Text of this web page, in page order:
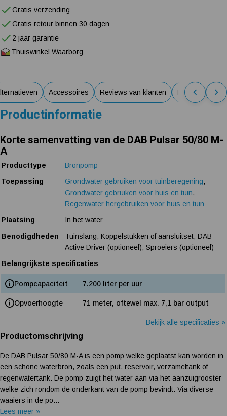
Gratis verzending
Gratis retour binnen 30 dagen
2 jaar garantie
Thuiswinkel Waarborg
Accessoires Reviews van klanten Handleidingen
Productinformatie
Korte samenvatting van de DAB Pulsar 50/80 M-
A
Producttype
Bronpomp
Toepassing
Grondwater gebruiken voor tuinberegening,
Grondwater gebruiken voor huis en tuin,
Regenwater hergebruiken voor huis en tuin
Plaatsing
In het water
Benodigdheden
Tuinslang, Koppelstukken of aansluitset, DAB
Active Driver (optioneel), Sproeiers (optioneel)
Belangrijkste specificaties
Pompcapaciteit 7.200 liter per uur
Opvoerhoogte 71 meter, oftewel max. 7,1 bar output
Bekijk alle specificaties »
Productomschrijving
De DAB Pulsar 50/80 M-A is een pomp welke geplaatst kan worden in
een schone waterbron, zoals een put, reservoir, verzameltank of
regenwatertank. De pomp zuigt het water aan via het aanzuigrooster
welke zich rondom de onderkant van de pomp bevindt. Via diverse
waaiers in de po...
Lees meer »